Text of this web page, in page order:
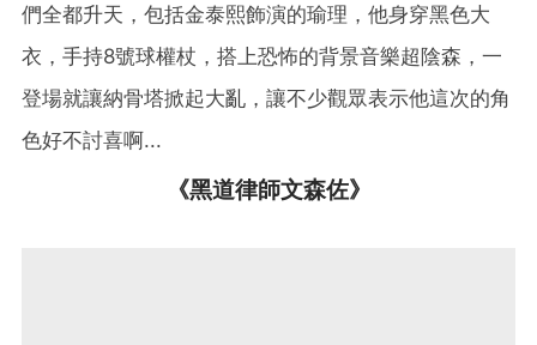
們全都升天，包括金泰熙飾演的瑜理，他身穿黑色大
衣，手持8號球權杖，搭上恐怖的背景音樂超陰森，一
登場就讓納骨塔掀起大亂，讓不少觀眾表示他這次的角
色好不討喜啊...
《黑道律師文森佐》